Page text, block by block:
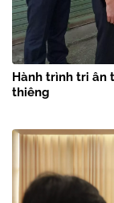
Hành trình tri ân
thiêng